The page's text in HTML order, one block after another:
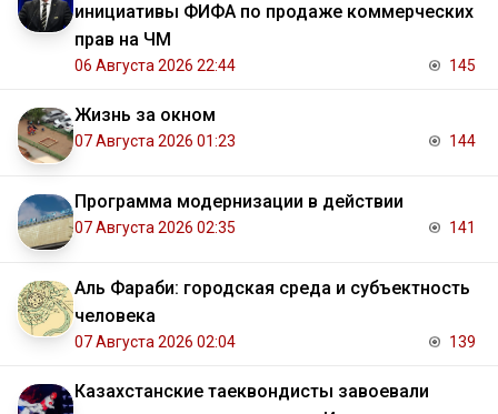
инициативы ФИФА по продаже коммерческих
прав на ЧМ
06 Августа 2026 22:44 145
Жизнь за окном
07 Августа 2026 01:23 144
Программа модернизации в действии
07 Августа 2026 02:35 141
Аль Фараби: городская среда и субъектность
человека
07 Августа 2026 02:04 139
Казахстанские таеквондисты завоевали